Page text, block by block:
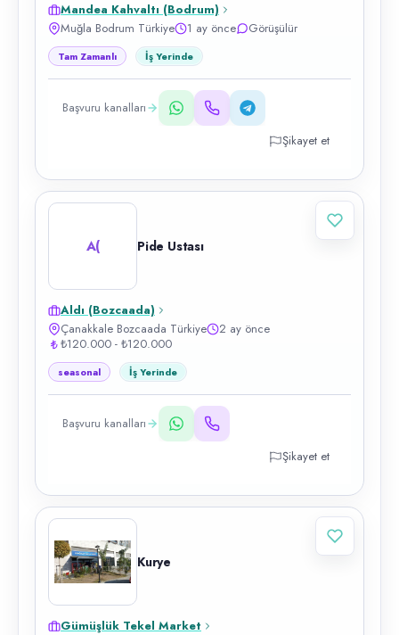
Mandea Kahvaltı (Bodrum)
Muğla Bodrum Türkiye
1 ay önce Görüşülür
Tam Zamanlı İş Yerinde
Başvuru kanalları
Şikayet et
A( Pide Ustası
Aldı (Bozcaada)
Çanakkale Bozcaada Türkiye
2 ay önce
₺120.000 - ₺120.000
seasonal İş Yerinde
Başvuru kanalları
Şikayet et
Kurye
Gümüşlük Tekel Market